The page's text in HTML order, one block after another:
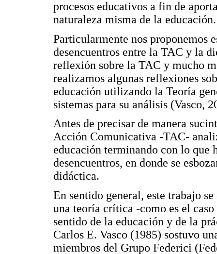
procesos educativos a fin de
naturaleza misma de la educación.
Particularmente nos proponemos
desencuentros entre la TAC y la
reflexión sobre la TAC y mucho
realizamos algunas reflexiones
educación utilizando la Teoría
sistemas para su análisis (Vasco,
Antes de precisar de manera
Acción Comunicativa -TAC-
educación terminando con lo que
desencuentros, en donde se
didáctica.
En sentido general, este trabajo
una teoría crítica -como es el
sentido de la educación y de la
Carlos E. Vasco (1985) sostuvo
miembros del Grupo Federici